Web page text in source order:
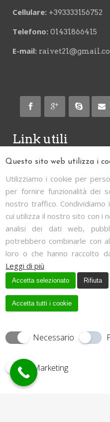
Cellulare: +393333156752
Telefono: 01431866415
E-mail:
Link utili
Cookie & Policy
Consulenza telefonica 24
Dove siamo?
Via Francavilla, 7, 15060
Questo sito web utilizza i
Utilizziamo i cookie per
per fornire funzionalità dei
nostro traffico.
cui utilizza il nostro sito con i
analisi dei dati web,
potrebbero combinarle con
loro o che hanno raccolto
Leggi di più
Accetta selezionato Rifiuta
Accetta tutti i cookie
Necessario
Marketing